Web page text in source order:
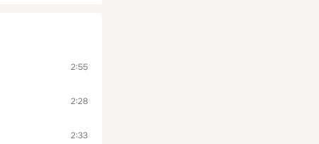
2:55
2:28
2:33